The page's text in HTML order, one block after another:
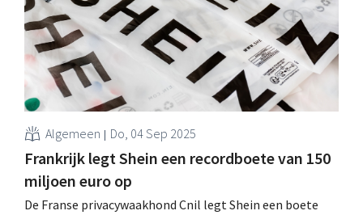
Algemeen Do, 04 Sep 2025
Frankrijk legt Shein een recordboete van 150
miljoen euro op
De Franse privacywaakhond Cnil legt Shein een boete